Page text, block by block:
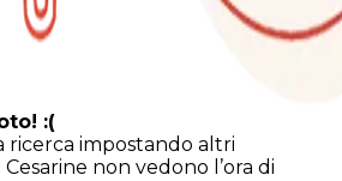
:(
impostando altri
non vedono l’ora di